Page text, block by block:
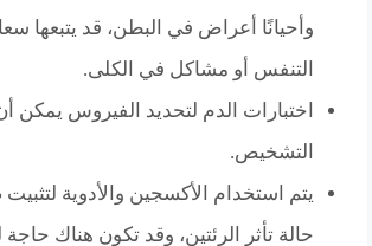
وأحيانًا أعراض في البطن، قد يتبعها
التنفس أو مشاكل في الكلى.
اختبارات الدم لتحديد الفيروس يمكن
التشخيص.
يتم استخدام الأكسجين والأدوية
حالة تأثر الرئتين، وقد تكون هناك حاجة